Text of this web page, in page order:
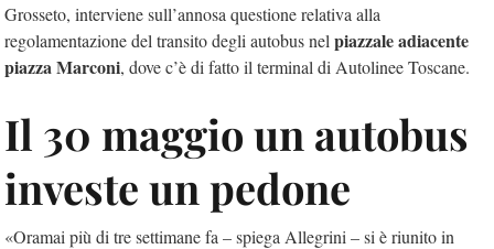
Grosseto, interviene sull’annosa questione relativa alla
regolamentazione del transito degli autobus nel piazzale adiacente
piazza Marconi, dove c’è di fatto il terminal di Autolinee Toscane.
Il 30 maggio un autobus
investe un pedone
«Oramai più di tre settimane fa – spiega Allegrini – si è riunito in